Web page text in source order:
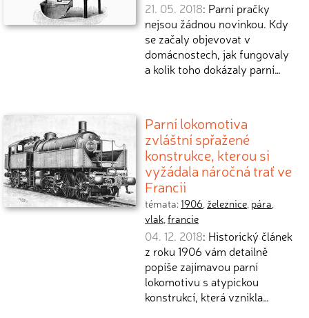
21. 05. 2018: Parní pračky
nejsou žádnou novinkou. Kdy
se začaly objevovat v
domácnostech, jak fungovaly
a kolik toho dokázaly parní…
Parní lokomotiva
zvláštní spřažené
konstrukce, kterou si
vyžádala náročná trať ve
Francii
témata:1906, železnice, pára,
vlak,francie
04. 12. 2018: Historický článek
z roku 1906 vám detailně
popíše zajímavou parní
lokomotivu s atypickou
konstrukcí, která vznikla…